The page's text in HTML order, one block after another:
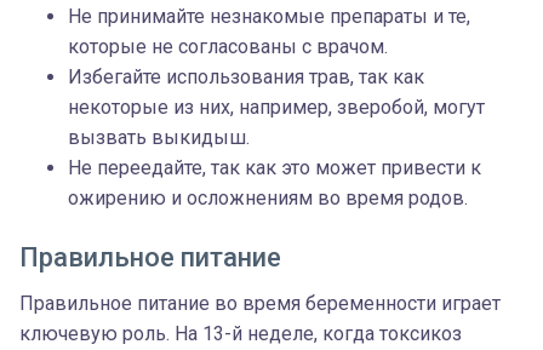
Не принимайте незнакомые препараты и те,
которые не согласованы с врачом.
Избегайте использования трав, так как
некоторые из них, например, зверобой, могут
вызвать выкидыш.
Не переедайте, так как это может привести к
ожирению и осложнениям во время родов.
Правильное питание
Правильное питание во время беременности играет
ключевую роль. На 13-й неделе, когда токсикоз